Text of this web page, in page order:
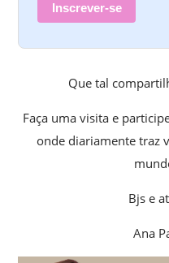
Inscrever-se
Que tal
Faça uma visita e
onde diariamente traz
Bjs e
Ana